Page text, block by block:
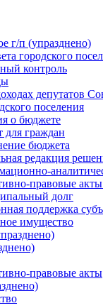
г/п (упразднено)
городского
контроль
депутатов
поселения
о бюджете
для граждан
бюджета
редакция
правовые
долг
поддержка
имущество
правовые акты